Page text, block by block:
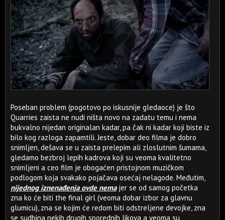
Poseban problem (pogotovo po iskusnije gledaoce) je što
Quarries zaista ne nudi ništa novo na zadatu temu i nema
bukvalno nijedan originalan kadar, pa čak ni kadar koji biste iz
bilo kog razloga zapamtili. Jeste, dobar deo filma je dobro
snimljen, dešava se u zaista prelepim ali zloslutnim šumama,
gledamo bezbroj lepih kadrova koji su veoma kvalitetno
snimljeni a ceo film je obogaćen pristojnom muzičkom
podlogom koja svakako pojačava osećaj nelagode. Međutim,
nijednog iznenađenja ovde nemajer se od samog početka
zna ko će biti the final girl (veoma dobar izbor za glavnu
glumicu), zna se kojim će redom biti odstreljene devojke, zna
se sudbina nekih drugih sporednih likova a veoma su